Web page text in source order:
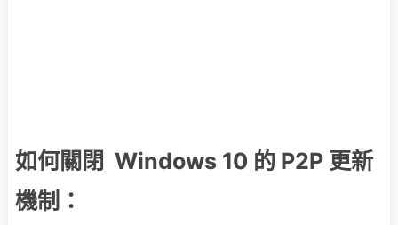
如何關閉 Windows 10 的 P2P 更新
機制：